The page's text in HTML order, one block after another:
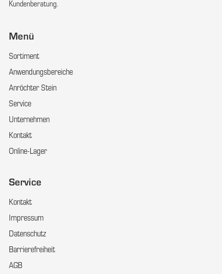
Kundenberatung.
Menü
Sortiment
Anwendungsbereiche
Anröchter Stein
Service
Unternehmen
Kontakt
Online-Lager
Service
Kontakt
Impressum
Datenschutz
Barrierefreiheit
AGB